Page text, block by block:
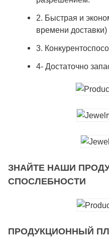
2. Быстрая и
времени доставки)
3.
4- Достаточно
ЗНАЙТЕ НАШИ
СПОСЛЕБНОСТИ
ПРОДУКЦИОННЫЙ